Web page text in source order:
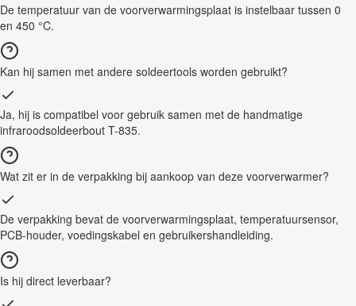
De temperatuur van de voorverwarmingsplaat is instelbaar tussen 0
en 450 °C.
Kan hij samen met andere soldeertools worden gebruikt?
Ja, hij is compatibel voor gebruik samen met de handmatige
infraroodsoldeerbout T-835.
Wat zit er in de verpakking bij aankoop van deze voorverwarmer?
De verpakking bevat de voorverwarmingsplaat, temperatuursensor,
PCB-houder, voedingskabel en gebruikershandleiding.
Is hij direct leverbaar?